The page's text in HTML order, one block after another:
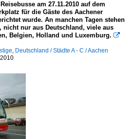
am 27.11.2010 auf dem
für die Gäste des Aachener
wurde. An manchen Tagen stehen
nicht nur aus Deutschland, viele aus
Belgien, Holland und Luxemburg. 
, Deutschland / Städte A - C / Aachen